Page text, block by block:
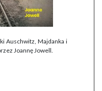
Auschwitz, Majdanka i
Joannę Jowell.